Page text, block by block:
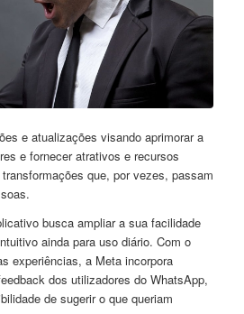
e atualizações visando aprimorar a
e fornecer atrativos e recursos
que, por vezes, passam
busca ampliar a sua facilidade
ainda para uso diário. Com o
experiências, a Meta incorpora
dos utilizadores do WhatsApp,
de sugerir o que queriam